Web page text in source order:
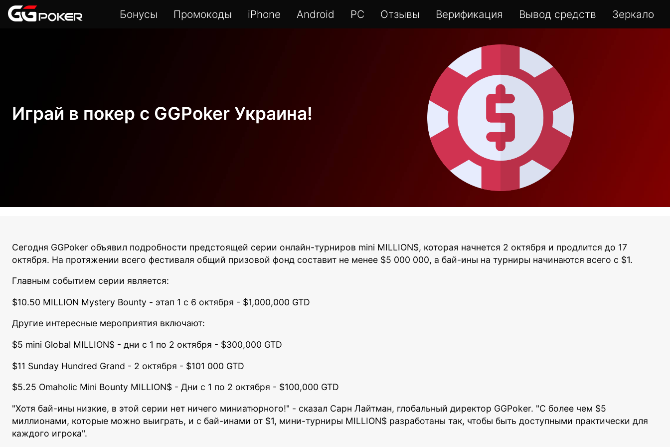
Бонусы Промокоды iPhone Android PC Отзывы Верификация Вывод средств Зеркало
Играй в покер с GGPoker Украина!
Сегодня GGPoker объявил подробности предстоящей серии онлайн-турниров mini MILLION$, которая начнется 2 октября и продлится до 17
октября. На протяжении всего фестиваля общий призовой фонд составит не менее $5 000 000, а бай-ины на турниры начинаются всего с $1.
Главным событием серии является:
$10.50 MILLION Mystery Bounty - этап 1 с 6 октября - $1,000,000 GTD
Другие интересные мероприятия включают:
$5 mini Global MILLION$ - дни с 1 по 2 октября - $300,000 GTD
$11 Sunday Hundred Grand - 2 октября - $101 000 GTD
$5.25 Omaholic Mini Bounty MILLION$ - Дни с 1 по 2 октября - $100,000 GTD
"Хотя бай-ины низкие, в этой серии нет ничего миниатюрного!" - сказал Сарн Лайтман, глобальный директор GGPoker. "С более чем $5
миллионами, которые можно выиграть, и с бай-инами от $1, мини-турниры MILLION$ разработаны так, чтобы быть доступными практически для
каждого игрока".